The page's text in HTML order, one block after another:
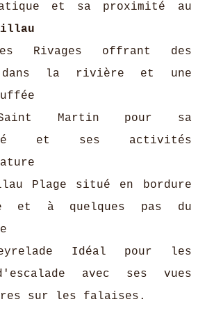
et sa proximité au
Rivages offrant des
dans la rivière et une
Saint Martin pour sa
et ses activités
Plage situé en bordure
et à quelques pas du
Idéal pour les
avec ses vues
sur les falaises.